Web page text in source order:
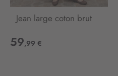
Jean large coton brut
59,99 €